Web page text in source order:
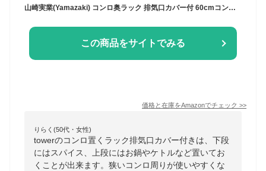
山崎実業(Yamazaki) コンロ奥ラック 排気口カバー付 60cmコンロ用 ブラック 約W70XD18XH15cm タワー tower スライド式 排気口カバー 棚付き 5269
この商品をサイトでみる
価格と在庫をAmazonでチェック >>
りらく(50代・女性)
towerのコンロ置くラック排気口カバー付きは、下段
にはスパイス、上段にはお鍋やケトルなど置いてお
くことが出来ます。狭いコンロ周りが使いやすくな